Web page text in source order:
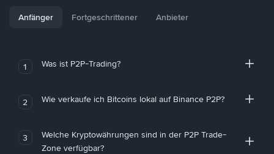
Anfänger Fortgeschrittener Anbieter
1 Was ist P2P-Trading?
2 Wie verkaufe ich Bitcoins lokal auf Binance P2P?
3
Welche Kryptowährungen sind in der P2P Trade-
Zone verfügbar?